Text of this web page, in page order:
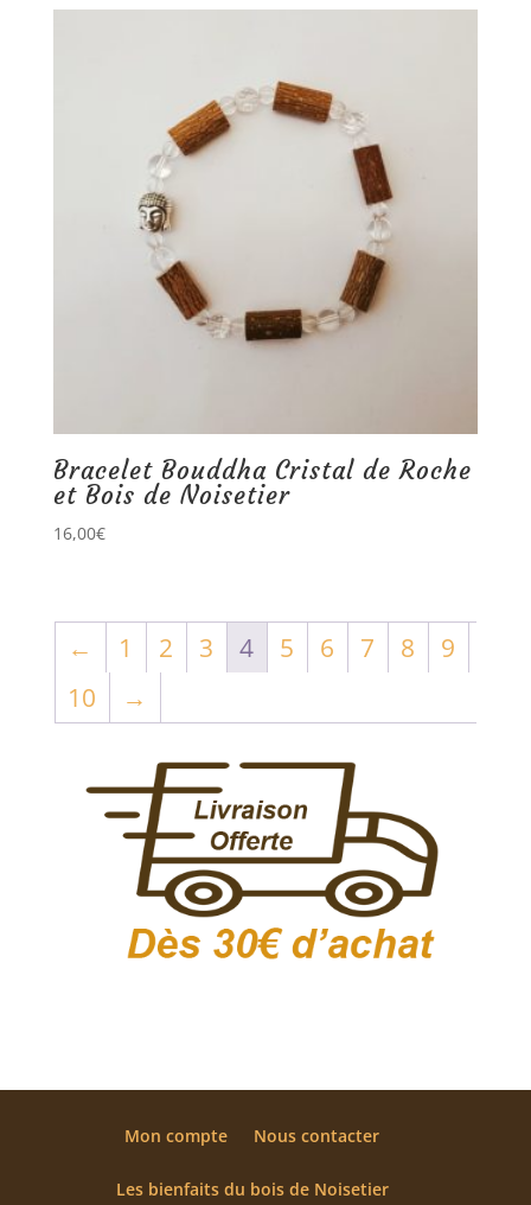
Bracelet Bouddha Cristal de Roche
et Bois de Noisetier
16,00€
← 1 2 3 4 5 6 7 8
9
10
→
Mon compte Nous contacter
Les bienfaits du bois de Noisetier